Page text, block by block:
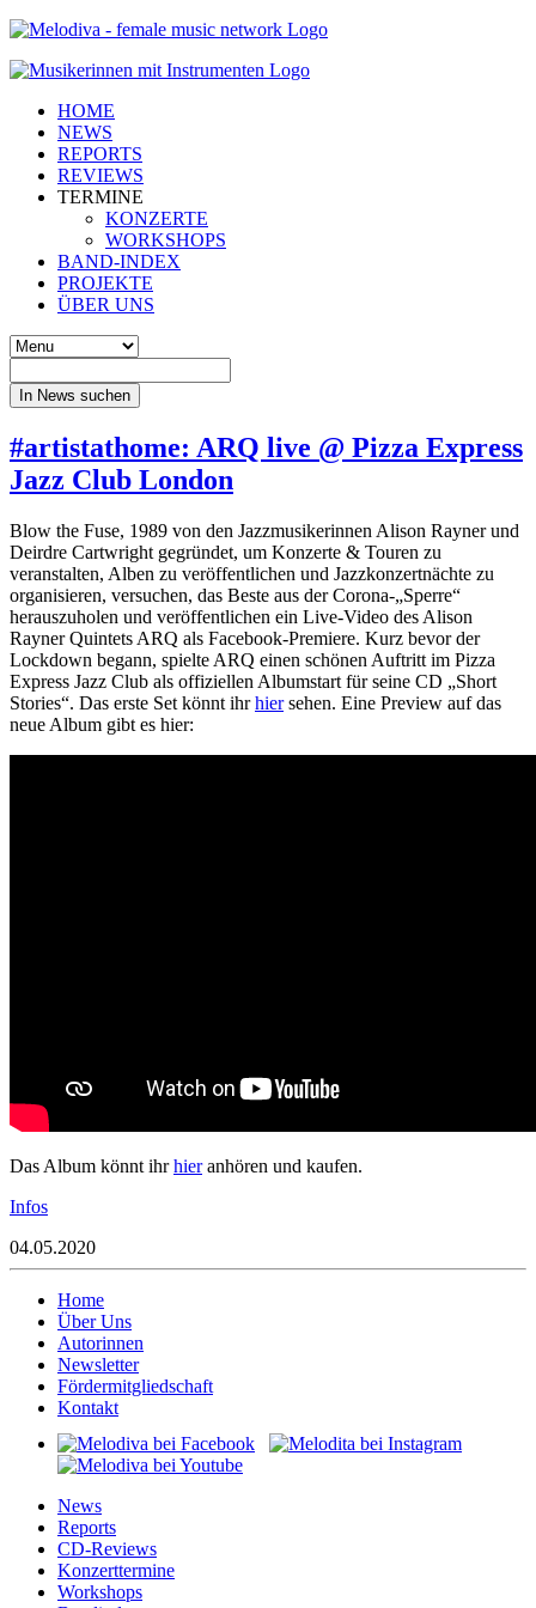
HOME
NEWS
REPORTS
REVIEWS
TERMINE
KONZERTE
WORKSHOPS
BAND-INDEX
PROJEKTE
ÜBER UNS
In News suchen
#artistathome: ARQ live @ Pizza Express
Jazz Club London
Blow the Fuse, 1989 von den Jazzmusikerinnen Alison Rayner und
Deirdre Cartwright gegründet, um Konzerte & Touren zu
veranstalten, Alben zu veröffentlichen und Jazzkonzertnächte zu
organisieren, versuchen, das Beste aus der Corona-„Sperre“
herauszuholen und veröffentlichen ein Live-Video des Alison
Rayner Quintets ARQ als Facebook-Premiere. Kurz bevor der
Lockdown begann, spielte ARQ einen schönen Auftritt im Pizza
Express Jazz Club als offiziellen Albumstart für seine CD „Short
Stories“. Das erste Set könnt ihrhiersehen. Eine Preview auf das
neue Album gibt es hier:
Das Album könnt ihrhieranhören und kaufen.
Infos
04.05.2020
Home
Über Uns
Autorinnen
Newsletter
Fördermitgliedschaft
Kontakt
News
Reports
CD-Reviews
Konzerttermine
Workshops